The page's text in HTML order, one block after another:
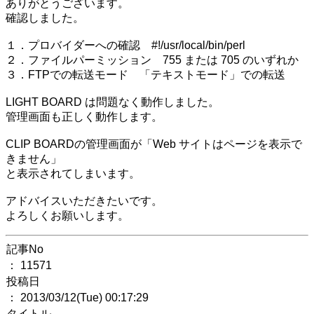
ありがとうございます。
確認しました。
１．プロバイダーへの確認 #!/usr/local/bin/perl
２．ファイルパーミッション 755 または 705 のいずれか
３．FTPでの転送モード 「テキストモード」での転送
LIGHT BOARD は問題なく動作しました。
管理画面も正しく動作します。
CLIP BOARDの管理画面が「Web サイトはページを表示で
きません」
と表示されてしまいます。
アドバイスいただきたいです。
よろしくお願いします。
記事No
： 11571
投稿日
： 2013/03/12(Tue) 00:17:29